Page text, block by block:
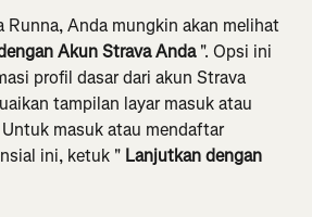
Runna, Anda mungkin akan melihat
Akun Strava Anda ". Opsi ini
profil dasar dari akun Strava
tampilan layar masuk atau
masuk atau mendaftar
ini, ketuk " Lanjutkan dengan